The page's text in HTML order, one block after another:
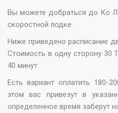
Вы можете добраться до Ко
скоростной лодке.
Ниже приведено расписание
Стоимость в одну сторону 30
40 минут.
Есть вариант оплатить 180-
этом вас привезут в
определенное время заберут